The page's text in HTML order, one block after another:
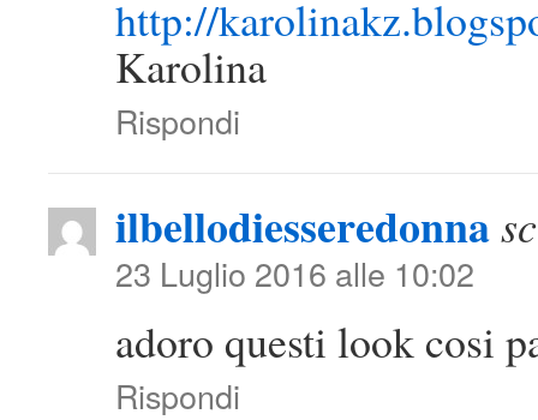
http://
Karolina
Rispondi
ilbellodiesseredonna
23 Luglio 2016 alle 10:02
adoro questi look cosi
Rispondi